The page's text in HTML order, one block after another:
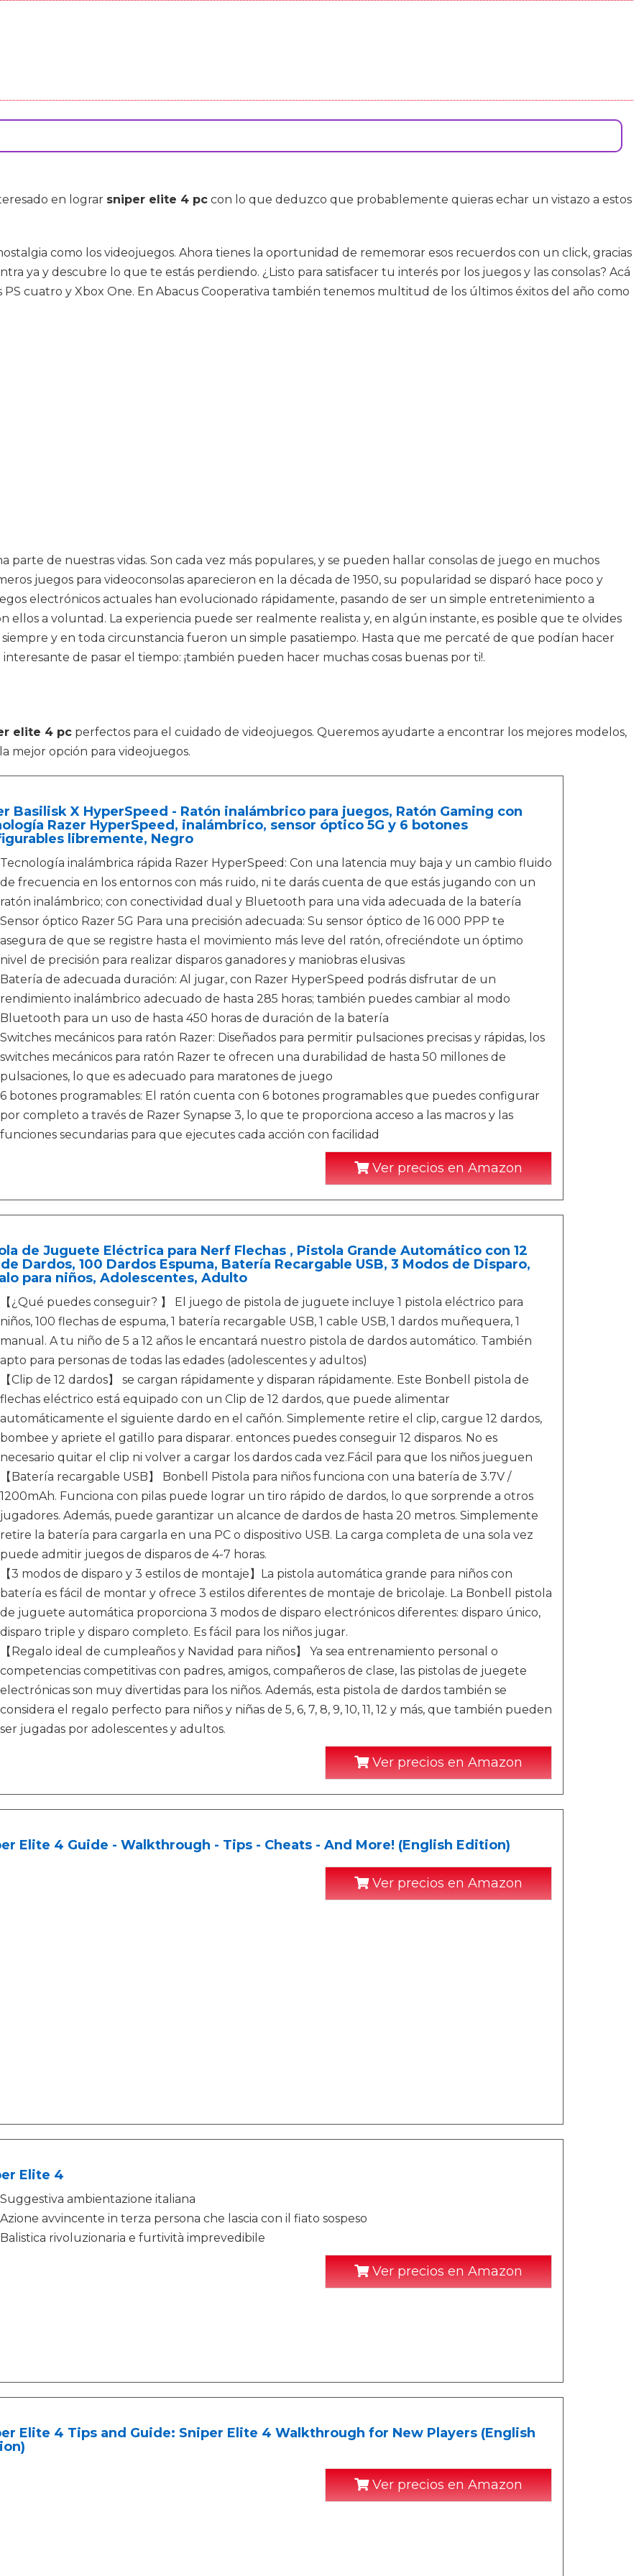
en lograr sniper elite 4 pc con lo que deduzco que probablemente quieras echar un vistazo a estos
como los videojuegos. Ahora tienes la oportunidad de rememorar esos recuerdos con un click, gracias
ya y descubre lo que te estás perdiendo. ¿Listo para satisfacer tu interés por los juegos y las consolas? Acá
PS cuatro y Xbox One. En Abacus Cooperativa también tenemos multitud de los últimos éxitos del año como
parte de nuestras vidas. Son cada vez más populares, y se pueden hallar consolas de juego en muchos
juegos para videoconsolas aparecieron en la década de 1950, su popularidad se disparó hace poco y
electrónicos actuales han evolucionado rápidamente, pasando de ser un simple entretenimiento a
a voluntad. La experiencia puede ser realmente realista y, en algún instante, es posible que te olvides
y en toda circunstancia fueron un simple pasatiempo. Hasta que me percaté de que podían hacer
de pasar el tiempo: ¡también pueden hacer muchas cosas buenas por ti!.
elite 4 pc perfectos para el cuidado de videojuegos. Queremos ayudarte a encontrar los mejores modelos,
mejor opción para videojuegos.
Basilisk X HyperSpeed ​​- Ratón inalámbrico para juegos, Ratón Gaming con
Razer HyperSpeed, inalámbrico, sensor óptico 5G y 6 botones
libremente, Negro
Tecnología inalámbrica rápida Razer HyperSpeed: Con una latencia muy baja y un cambio fluido
de frecuencia en los entornos con más ruido, ni te darás cuenta de que estás jugando con un
ratón inalámbrico; con conectividad dual y Bluetooth para una vida adecuada de la batería
Sensor óptico Razer 5G Para una precisión adecuada: Su sensor óptico de 16 000 PPP te
asegura de que se registre hasta el movimiento más leve del ratón, ofreciéndote un óptimo
nivel de precisión para realizar disparos ganadores y maniobras elusivas
Batería de adecuada duración: Al jugar, con Razer HyperSpeed podrás disfrutar de un
rendimiento inalámbrico adecuado de hasta 285 horas; también puedes cambiar al modo
Bluetooth para un uso de hasta 450 horas de duración de la batería
Switches mecánicos para ratón Razer: Diseñados para permitir pulsaciones precisas y rápidas, los
switches mecánicos para ratón Razer te ofrecen una durabilidad de hasta 50 millones de
pulsaciones, lo que es adecuado para maratones de juego
6 botones programables: El ratón cuenta con 6 botones programables que puedes configurar
por completo a través de Razer Synapse 3, lo que te proporciona acceso a las macros y las
funciones secundarias para que ejecutes cada acción con facilidad
Ver precios en Amazon
de Juguete Eléctrica para Nerf Flechas , Pistola Grande Automático con 12
Dardos, 100 Dardos Espuma, Batería Recargable USB, 3 Modos de Disparo,
para niños, Adolescentes, Adulto
【¿Qué puedes conseguir? 】 El juego de pistola de juguete incluye 1 pistola eléctrico para
niños, 100 flechas de espuma, 1 batería recargable USB, 1 cable USB, 1 dardos muñequera, 1
manual. A tu niño de 5 a 12 años le encantará nuestro pistola de dardos automático. También
apto para personas de todas las edades (adolescentes y adultos)
【Clip de 12 dardos】 se cargan rápidamente y disparan rápidamente. Este Bonbell pistola de
flechas eléctrico está equipado con un Clip de 12 dardos, que puede alimentar
automáticamente el siguiente dardo en el cañón. Simplemente retire el clip, cargue 12 dardos,
bombee y apriete el gatillo para disparar. entonces puedes conseguir 12 disparos. No es
necesario quitar el clip ni volver a cargar los dardos cada vez.Fácil para que los niños jueguen
【Batería recargable USB】 Bonbell Pistola para niños funciona con una batería de 3.7V /
1200mAh. Funciona con pilas puede lograr un tiro rápido de dardos, lo que sorprende a otros
jugadores. Además, puede garantizar un alcance de dardos de hasta 20 metros. Simplemente
retire la batería para cargarla en una PC o dispositivo USB. La carga completa de una sola vez
puede admitir juegos de disparos de 4-7 horas.
【3 modos de disparo y 3 estilos de montaje】La pistola automática grande para niños con
batería es fácil de montar y ofrece 3 estilos diferentes de montaje de bricolaje. La Bonbell pistola
de juguete automática proporciona 3 modos de disparo electrónicos diferentes: disparo único,
disparo triple y disparo completo. Es fácil para los niños jugar.
【Regalo ideal de cumpleaños y Navidad para niños】 Ya sea entrenamiento personal o
competencias competitivas con padres, amigos, compañeros de clase, las pistolas de juegete
electrónicas son muy divertidas para los niños. Además, esta pistola de dardos también se
considera el regalo perfecto para niños y niñas de 5, 6, 7, 8, 9, 10, 11, 12 y más, que también pueden
ser jugadas por adolescentes y adultos.
Ver precios en Amazon
Elite 4 Guide - Walkthrough - Tips - Cheats - And More! (English Edition)
Ver precios en Amazon
Elite 4
Suggestiva ambientazione italiana
Azione avvincente in terza persona che lascia con il fiato sospeso
Balistica rivoluzionaria e furtività imprevedibile
Ver precios en Amazon
Elite 4 Tips and Guide: Sniper Elite 4 Walkthrough for New Players (English
Ver precios en Amazon